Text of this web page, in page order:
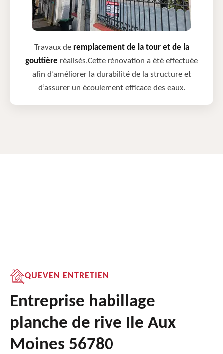
Travaux de remplacement de la tour et de la
gouttière réalisés.Cette rénovation a été effectuée
afin d’améliorer la durabilité de la structure et
d’assurer un écoulement efficace des eaux.
QUEVEN ENTRETIEN
Entreprise habillage
planche de rive Ile Aux
Moines 56780